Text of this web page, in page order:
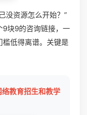
没资源怎么开始？”
9块9的咨询链接，一
槛低得离谱。关键是
教育招生和教学